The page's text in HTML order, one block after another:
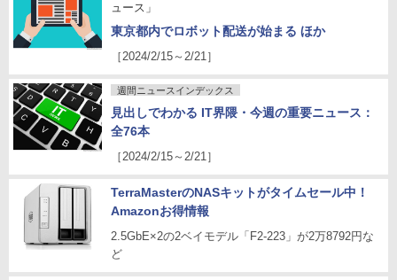
ュース」
東京都内でロボット配送が始まる ほか
［2024/2/15～2/21］
週間ニュースインデックス
見出しでわかる IT界隈・今週の重要ニュース：
全76本
［2024/2/15～2/21］
TerraMasterのNASキットがタイムセール中！
Amazonお得情報
2.5GbE×2の2ベイモデル「F2-223」が2万8792円な
ど